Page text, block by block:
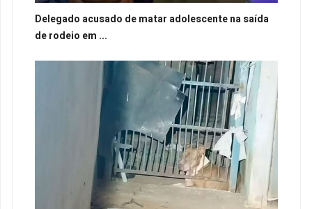
Delegado acusado de matar adolescente na saída
de rodeio em ...